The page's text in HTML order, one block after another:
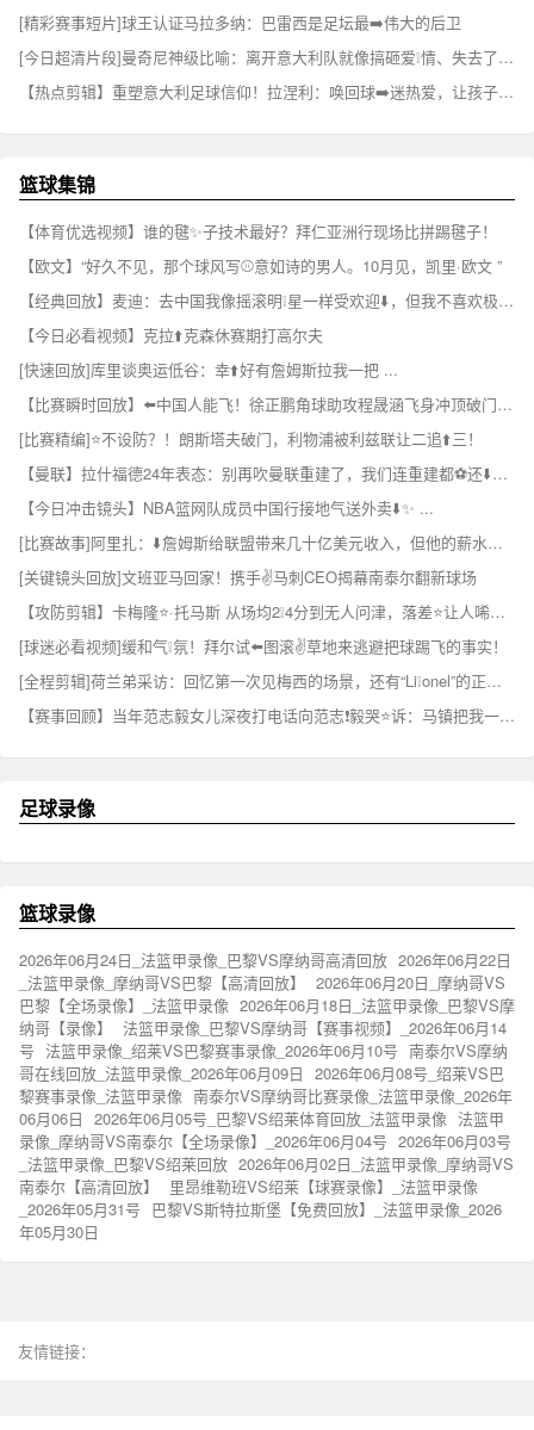
[精彩赛事短片]球王认证马拉多纳：巴雷西是足坛最➡️伟大的后卫
[今日超清片段]曼奇尼神级比喻：离开意大利队就像搞砸爱❕情、失去了最爱的⬅️女人！
【热点剪辑】重塑意大利足球信仰！拉涅利：唤回球➡️迷热爱，让孩子❗看见国家队！
篮球集锦
【体育优选视频】谁的毽✨子技术最好？拜仁亚洲行现场比拼踢毽子！
【欧文】“好久不见，那个球风写⚾意如诗的男人。10月见，凯里·欧文 ”
【经典回放】麦迪：去中国我像摇滚明❕星一样受欢迎⬇️，但我不喜欢极端的粉丝
【今日必看视频】克拉⬆️克森休赛期打高尔夫
[快速回放]库里谈奥运低谷：幸⬆️好有詹姆斯拉我一把 ...
【比赛瞬时回放】⬅️中国人能飞！徐正鹏角球助攻程晟涵飞身冲顶破门，庆⭐祝戴个面✌️具！
[比赛精编]⭐不设防？！朗斯塔夫破门，利物浦被利兹联让二追⬆️三！
【曼联】拉什福德24年表态：别再吹曼联重建了，我们连重建都⚽还⬇️没开始呢
【今日冲击镜头】NBA篮网队成员中国行接地气送外卖⬇️✨ ...
[比赛故事]阿里扎：⬇️詹姆斯给联盟带来几十亿美元收入，但他的薪水有点低了
[关键镜头回放]文班亚马回家！携手✌️马刺CEO揭幕南泰尔翻新球场
【攻防剪辑】卡梅隆⭐·托马斯 从场均2❕4分到无人问津，落差⭐让人唏嘘。
[球迷必看视频]缓和气❕氛！拜尔试⬅️图滚✌️草地来逃避把球踢飞的事实！
[全程剪辑]荷兰弟采访：回忆第一次见梅西的场景，还有“Li❕onel”的正确读法
【赛事回顾】当年范志毅女儿深夜打电话向范志❗毅哭⭐诉：马镇把我一个人丢在山里
足球录像
篮球录像
2026年06月24日_法篮甲录像_巴黎VS摩纳哥高清回放 2026年06月22日
_法篮甲录像_摩纳哥VS巴黎【高清回放】
2026年06月20日_摩纳哥VS
巴黎【全场录像】_法篮甲录像 2026年06月18日_法篮甲录像_巴黎VS摩
纳哥【录像】
法篮甲录像_巴黎VS摩纳哥【赛事视频】_2026年06月14
号 法篮甲录像_绍莱VS巴黎赛事录像_2026年06月10号 南泰尔VS摩纳
哥在线回放_法篮甲录像_2026年06月09日 2026年06月08号_绍莱VS巴
黎赛事录像_法篮甲录像 南泰尔VS摩纳哥比赛录像_法篮甲录像_2026年
06月06日 2026年06月05号_巴黎VS绍莱体育回放_法篮甲录像 法篮甲
录像_摩纳哥VS南泰尔【全场录像】_2026年06月04号 2026年06月03号
_法篮甲录像_巴黎VS绍莱回放 2026年06月02日_法篮甲录像_摩纳哥VS
南泰尔【高清回放】
里昂维勒班VS绍莱【球赛录像】_法篮甲录像
_2026年05月31号 巴黎VS斯特拉斯堡【免费回放】_法篮甲录像_2026
年05月30日
友情链接：